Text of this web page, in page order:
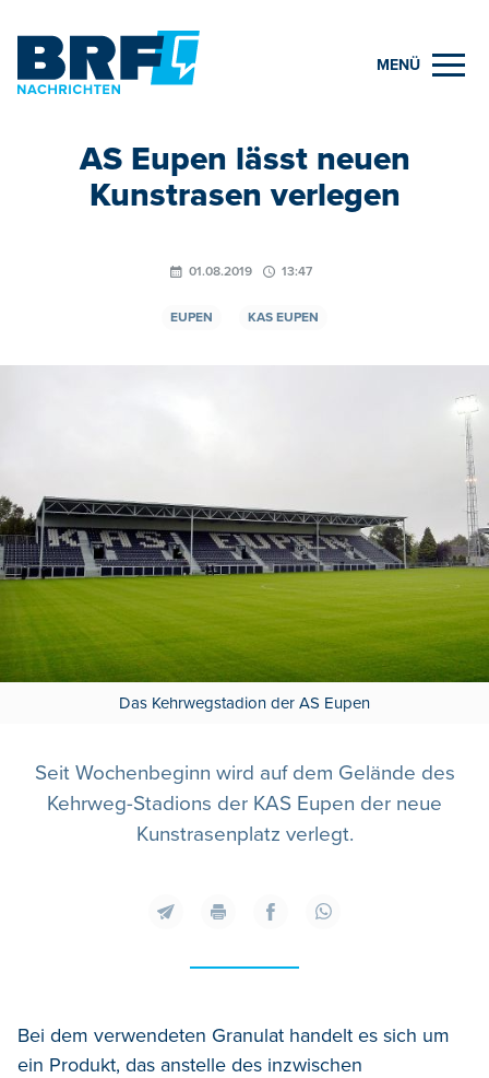
MENÜ
AS Eupen lässt neuen
Kunstrasen verlegen
01.08.2019 13:47
EUPEN KAS EUPEN
Das Kehrwegstadion der AS Eupen
Seit Wochenbeginn wird auf dem Gelände des
Kehrweg-Stadions der KAS Eupen der neue
Kunstrasenplatz verlegt.
Bei dem verwendeten Granulat handelt es sich um
ein Produkt, das anstelle des inzwischen